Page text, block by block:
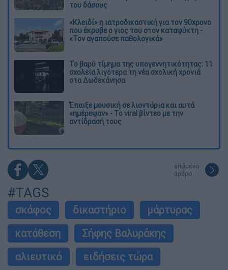
του δάσους
«Κλειδί» η ιατροδικαστική για τον 90χρονο
που έκρυβε ο γιος του στον καταψύκτη -
«Τον αγαπούσε παθολογικά»
Το βαρύ τίμημα της υπογεννητικότητας: 11
σχολεία λιγότερα τη νέα σχολική χρονιά
στα Δωδεκάνησα
Έπαιξε μουσική σε λιοντάρια και αυτά
«ημέρεψαν» - Το viral βίντεο με την
αντίδρασή τους
επόμενο
άρθρο
#TAGS
σκάφος δικαστήριο
μάρτυρας
κατάθεση
Σήφης Βαλυράκης
αλιευτικό
ειδήσεις τώρα